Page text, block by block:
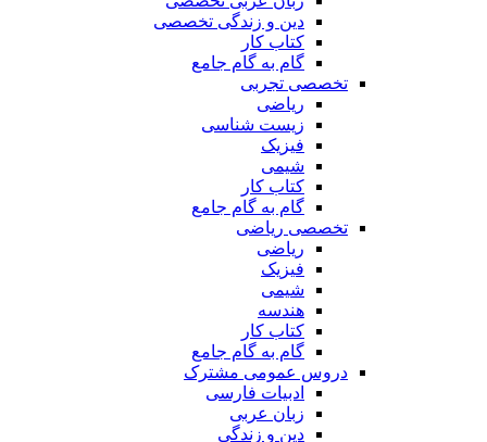
دین و زندگی تخصصی
کتاب کار
گام به گام جامع
تخصصی تجربی
ریاضی
زیست شناسی
فیزیک
شیمی
کتاب کار
گام به گام جامع
تخصصی ریاضی
ریاضی
فیزیک
شیمی
هندسه
کتاب کار
گام به گام جامع
دروس عمومی مشترک
ادبیات فارسی
زبان عربی
دین و زندگی